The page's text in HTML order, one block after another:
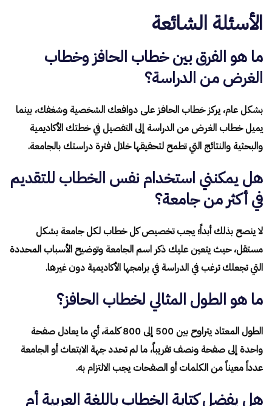
الأسئلة الشائعة
ما هو الفرق بين خطاب الحافز وخطاب
الغرض من الدراسة؟
بشكل عام، يركز خطاب الحافز على دوافعك الشخصية وشغفك، بينما
يميل خطاب الغرض من الدراسة إلى التفصيل في خطتك الأكاديمية
والبحثية والنتائج التي تطمح لتحقيقها خلال فترة دراستك بالجامعة.
هل يمكنني استخدام نفس الخطاب للتقديم
في أكثر من جامعة؟
لا ينصح بذلك أبداً؛ يجب تخصيص كل خطاب لكل جامعة بشكل
مستقل، حيث يتعين عليك ذكر اسم الجامعة وتوضيح الأسباب المحددة
التي تجعلك ترغب في الدراسة في برامجها الأكاديمية دون غيرها.
ما هو الطول المثالي لخطاب الحافز؟
الطول المعتاد يتراوح بين 500 إلى 800 كلمة، أي ما يعادل صفحة
واحدة إلى صفحة ونصف تقريباً، ما لم تحدد جهة الابتعاث أو الجامعة
عدداً معيناً من الكلمات أو الصفحات يجب الالتزام به.
هل يفضل كتابة الخطاب باللغة العربية أم